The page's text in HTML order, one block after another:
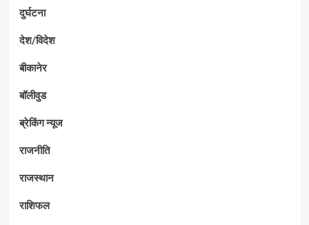
दुर्घटना
देश/विदेश
बीकानेर
बॉलीवुड
ब्रेकिंग न्यूज
राजनीति
राजस्थान
राशिफल